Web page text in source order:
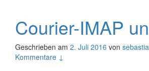
Courier-IMAP
Geschrieben am 2. Juli 2016 von
Kommentare ↓